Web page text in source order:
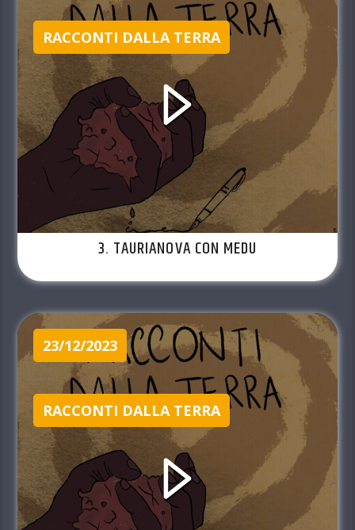
RACCONTI DALLA TERRA
3. TAURIANOVA CON MEDU
23/12/2023
RACCONTI DALLA TERRA